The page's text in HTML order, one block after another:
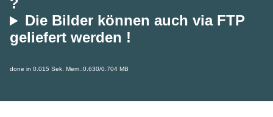
?
Die Bilder können auch via FTP
geliefert werden !
done in 0.015 Sek. Mem.:0.630/0.704 MB